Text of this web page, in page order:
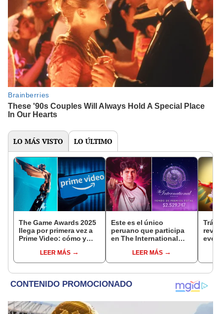
LO MÁS VISTO LO ÚLTIMO
The Game Awards 2025
llega por primera vez a
Prime Video: cómo y
LEER MÁS
Este es el único
peruano que participa
en The International
equipo Heroic
LEER MÁS